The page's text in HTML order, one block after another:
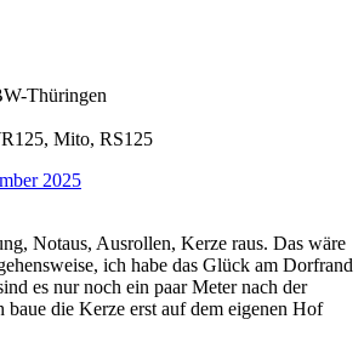
Thüringen
Mito, RS125
2025
Notaus, Ausrollen, Kerze raus. Das wäre
ich habe das Glück am Dorfrand
es nur noch ein paar Meter nach der
baue die Kerze erst auf dem eigenen Hof